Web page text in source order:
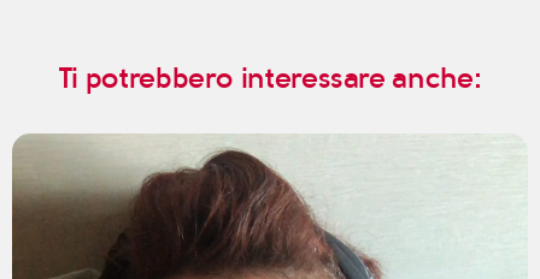
Ti potrebbero interessare anche: